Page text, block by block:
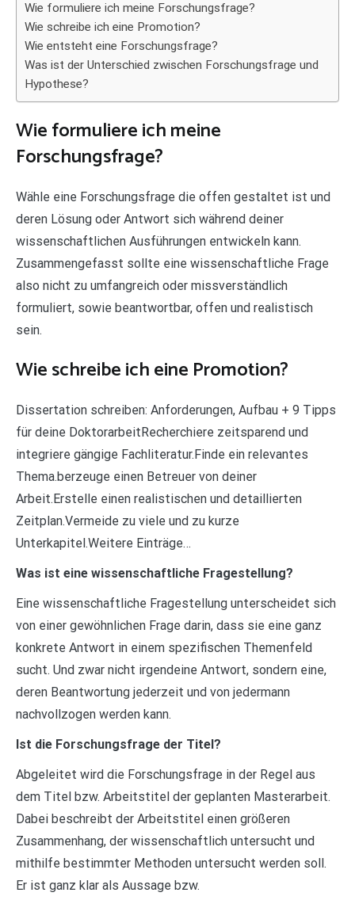
Wie formuliere ich meine Forschungsfrage?
Wie schreibe ich eine Promotion?
Wie entsteht eine Forschungsfrage?
Was ist der Unterschied zwischen Forschungsfrage und
Hypothese?
Wie formuliere ich meine
Forschungsfrage?
Wähle eine Forschungsfrage die offen gestaltet ist und
deren Lösung oder Antwort sich während deiner
wissenschaftlichen Ausführungen entwickeln kann.
Zusammengefasst sollte eine wissenschaftliche Frage
also nicht zu umfangreich oder missverständlich
formuliert, sowie beantwortbar, offen und realistisch
sein.
Wie schreibe ich eine Promotion?
Dissertation schreiben: Anforderungen, Aufbau + 9 Tipps
für deine DoktorarbeitRecherchiere zeitsparend und
integriere gängige Fachliteratur.Finde ein relevantes
Thema.berzeuge einen Betreuer von deiner
Arbeit.Erstelle einen realistischen und detaillierten
Zeitplan.Vermeide zu viele und zu kurze
Unterkapitel.Weitere Einträge…
Was ist eine wissenschaftliche Fragestellung?
Eine wissenschaftliche Fragestellung unterscheidet sich
von einer gewöhnlichen Frage darin, dass sie eine ganz
konkrete Antwort in einem spezifischen Themenfeld
sucht. Und zwar nicht irgendeine Antwort, sondern eine,
deren Beantwortung jederzeit und von jedermann
nachvollzogen werden kann.
Ist die Forschungsfrage der Titel?
Abgeleitet wird die Forschungsfrage in der Regel aus
dem Titel bzw. Arbeitstitel der geplanten Masterarbeit.
Dabei beschreibt der Arbeitstitel einen größeren
Zusammenhang, der wissenschaftlich untersucht und
mithilfe bestimmter Methoden untersucht werden soll.
Er ist ganz klar als Aussage bzw.